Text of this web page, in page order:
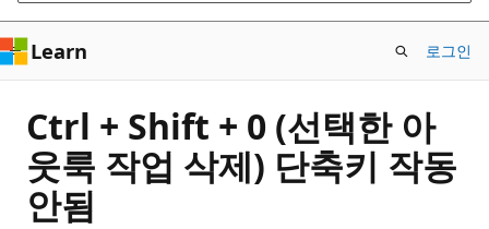
Learn 로그인
Ctrl + Shift + 0 (선택한 아
웃룩 작업 삭제) 단축키 작동
안됨